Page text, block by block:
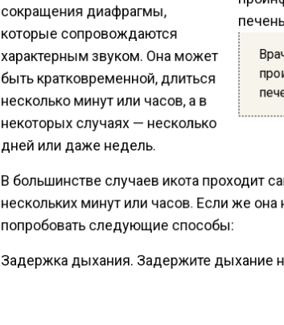
сокращения диафрагмы,
которые сопровождаются
характерным звуком. Она может
быть кратковременной, длиться
несколько минут или часов, а в
некоторых случаях — несколько
дней или даже недель.
В большинстве случаев икота проходит
нескольких минут или часов. Если же
попробовать следующие способы:
Задержка дыхания. Задержите дыхание